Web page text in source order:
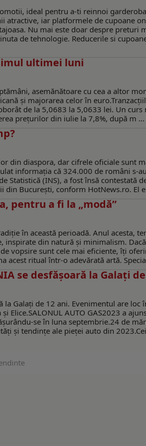
ideal pentru a-ti reinnoi
atractive, iar platformele de cupoane
Nu mai este doar despre preturi
de tehnologie. Reducerile si
ultimei luni
asemănătoare cu cea a altor
și majorarea celor în
de la 5,0683 la 5,0633 lei. Un
prețurilor din iulie la 7,8%, după m ...
din diaspora, dar cifrele oficiale sunt
informația că 324.000 de români s-
Statistică (INS), a fost însă contestată
din București, conform HotNews.ro. El
pentru a fi la „modă”
în această perioadă. Anul acesta,
din natură și minimalism.
vopsire sunt cele mai eficiente, îți
acest ritual într-o adevărată artă.
se desfășoară la Galați
la Galați de 12 ani. Evenimentul are loc
Elice.SALONUL AUTO GAS2023 a
se în luna septembrie.24 de
și tendințe ale pieței auto din